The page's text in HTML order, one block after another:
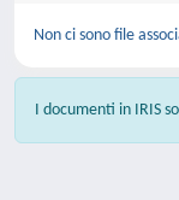
Non ci sono file
I documenti in IRIS